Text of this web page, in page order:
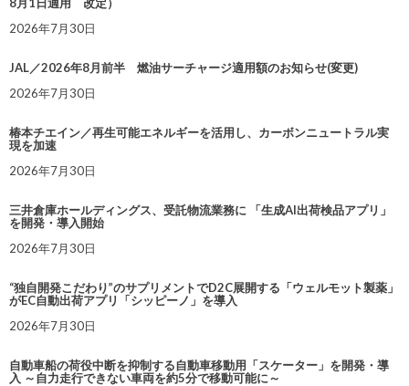
2026年7月30日
JAL／2026年8月前半 燃油サーチャージ適用額のお知らせ(変更)
2026年7月30日
椿本チエイン／再生可能エネルギーを活用し、カーボンニュートラル実
現を加速
2026年7月30日
三井倉庫ホールディングス、受託物流業務に 「生成AI出荷検品アプリ」
を開発・導入開始
2026年7月30日
“独自開発こだわり”のサプリメントでD2C展開する「ウェルモット製薬」
がEC自動出荷アプリ「シッピーノ」を導入
2026年7月30日
自動車船の荷役中断を抑制する自動車移動用「スケーター」を開発・導
入 ～自力走行できない車両を約5分で移動可能に～